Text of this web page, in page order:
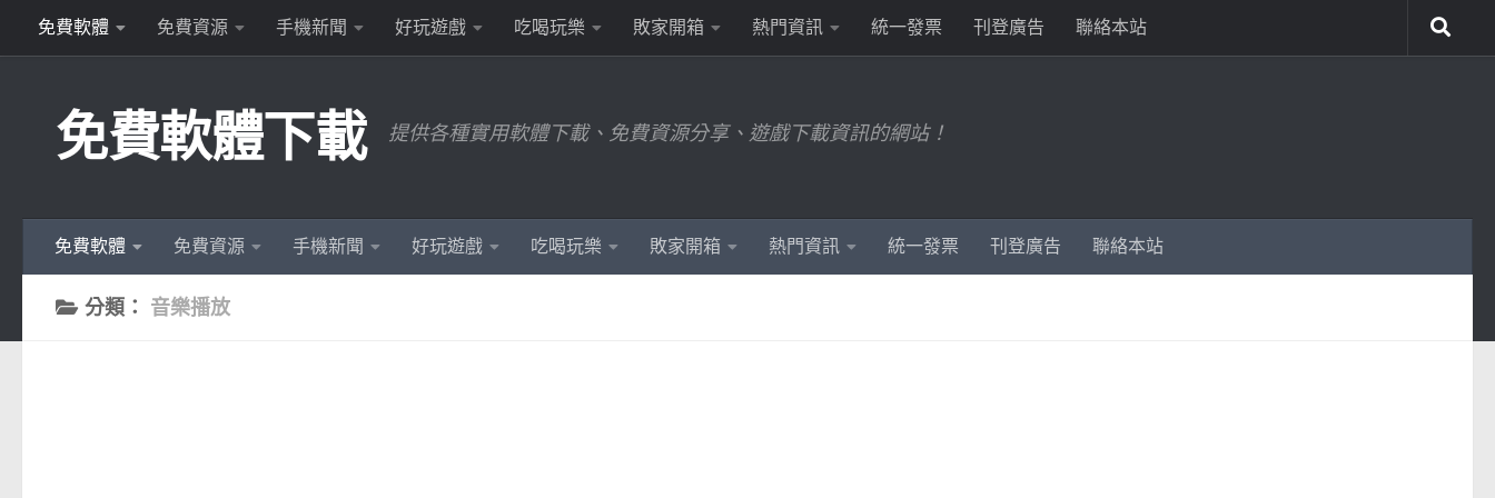
Skip to content
免費軟體 免費資源 手機新聞 好玩遊戲 吃喝玩樂 敗家開箱 熱門資訊 統一發票 刊登廣告 聯絡本站
免費軟體下載 提供各種實用軟體下載、免費資源分享、遊戲下載資訊的網站！
免費軟體 免費資源 手機新聞 好玩遊戲 吃喝玩樂 敗家開箱 熱門資訊 統一發票 刊登廣告 聯絡本站
分類： 音樂播放